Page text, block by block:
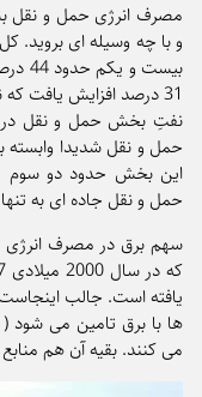
مصرف انرژی حمل و نقل
31 درصد افزایش یافت
این بخش حدود دو سوم
حمل و نقل جاده ای به
سهم برق در مصرف انرژی
یافته است. جالب
می کنند. بقیه آن هم